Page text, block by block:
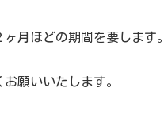
月ほどの期間を要します。
願いいたします。